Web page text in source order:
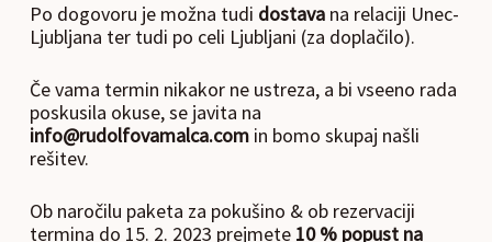
Po dogovoru je možna tudi dostavana relaciji Unec-
Ljubljana ter tudi po celi Ljubljani (za doplačilo).
Če vama termin nikakor ne ustreza, a bi vseeno rada
poskusila okuse, se javita na
info@rudolfovamalca.comin bomo skupaj našli
rešitev.
Ob naročilu paketa za pokušino & ob rezervaciji
termina do 15. 2. 2023 prejmete 10 % popust na